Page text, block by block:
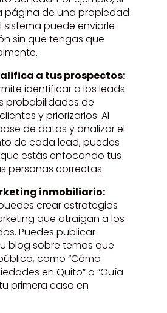
página de una propiedad
sistema puede enviarle
sin que tengas que
a tus prospectos:
identificar a los leads
probabilidades de
y priorizarlos. Al
de datos y analizar el
de cada lead, puedes
estás enfocando tus
personas correctas.
inmobiliario:
crear estrategias
que atraigan a los
Puedes publicar
blog sobre temas que
como “Cómo
en Quito” o “Guía
primera casa en